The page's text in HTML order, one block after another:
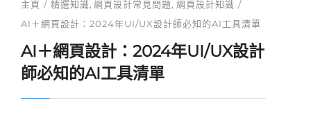
主頁 精選知識 網頁設計常見問題 網頁設計知識
AI＋網頁設計：2024年UI/UX設計師必知的AI工具清單
AI＋網頁設計：2024年UI/UX設計
師必知的AI工具清單